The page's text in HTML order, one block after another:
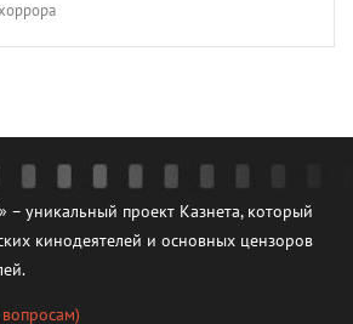
– уникальный проект Казнета, который
кинодеятелей и основных цензоров